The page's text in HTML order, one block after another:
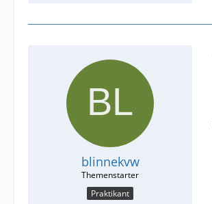
blinnekvw
Praktikant